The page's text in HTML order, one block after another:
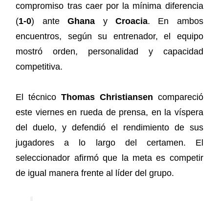
compromiso tras caer por la mínima diferencia
(1-0) anteGhana y Croacia. En ambos
encuentros, según su entrenador, el equipo
mostró orden, personalidad y capacidad
competitiva.
El técnico Thomas Christiansen compareció
este viernes en rueda de prensa, en la víspera
del duelo, y defendió el rendimiento de sus
jugadores a lo largo del certamen. El
seleccionador afirmó que la meta es competir
de igual manera frente al líder del grupo.